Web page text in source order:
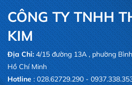
CÔNG TY TNHH
KIM
Địa Chỉ:4/15 đường 13A , phường
Hồ Chí Minh
Hotline : 028.62729.290 -